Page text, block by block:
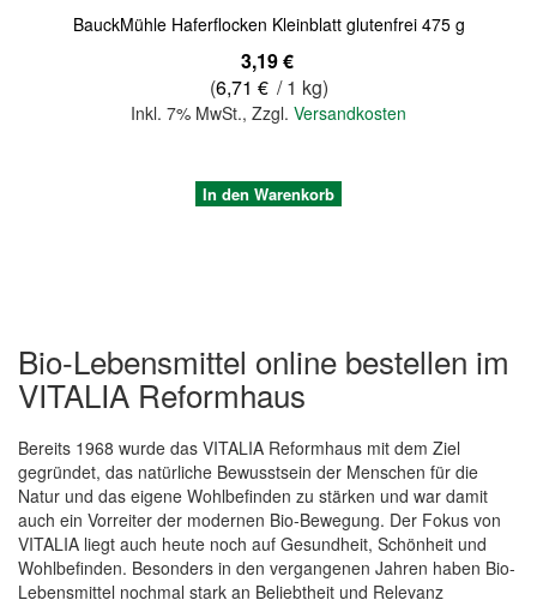
BauckMühle Haferflocken Kleinblatt glutenfrei 475 g
3,19 €
(6,71 € / 1 kg)
Inkl. 7% MwSt., Zzgl. Versandkosten
Quickview
In den Warenkorb
Bio-Lebensmittel online bestellen im
VITALIA Reformhaus
Bereits 1968 wurde das VITALIA Reformhaus mit dem Ziel
gegründet, das natürliche Bewusstsein der Menschen für die
Natur und das eigene Wohlbefinden zu stärken und war damit
auch ein Vorreiter der modernen Bio-Bewegung. Der Fokus von
VITALIA liegt auch heute noch auf Gesundheit, Schönheit und
Wohlbefinden. Besonders in den vergangenen Jahren haben Bio-
Lebensmittel nochmal stark an Beliebtheit und Relevanz